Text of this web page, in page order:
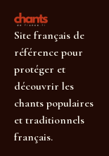
Site français de
référence pour
protéger et
découvrir les
chants populaires
et traditionnels
français.